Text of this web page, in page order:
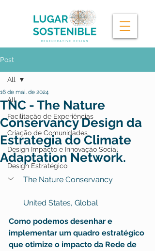
Post
All
Facilitação de Experiências
Criação de Comunidades
Design Impacto e Innovação Social
Design Estratégico
All
TNC - The Nature
Conservancy Design da
Estrategia do Climate
Adaptation Network.
16 de mai. de 2024
The Nature Conservancy
United States, Global
Como podemos desenhar e
implementar um quadro estratégico
que otimize o impacto da Rede de